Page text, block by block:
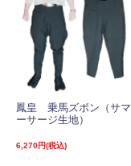
鳳皇 乗馬ズボン（サマ
ーサージ生地）
6,270円(税込)